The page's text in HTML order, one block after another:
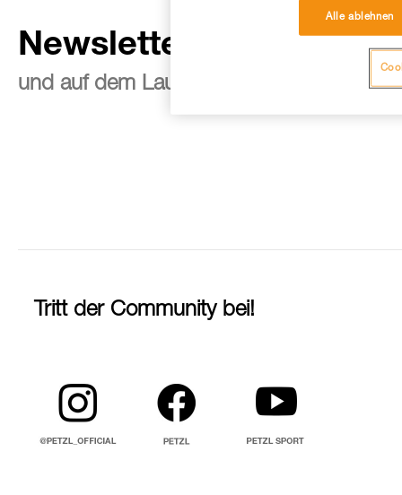
Newsletter abonnieren
und auf dem Laufenden bleiben
Tritt der Community bei!
Alle ablehnen